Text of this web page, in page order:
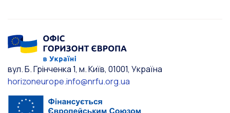
вул. Б. Грінченка 1, м. Київ, 01001, Україна
horizoneurope.info@nrfu.org.ua